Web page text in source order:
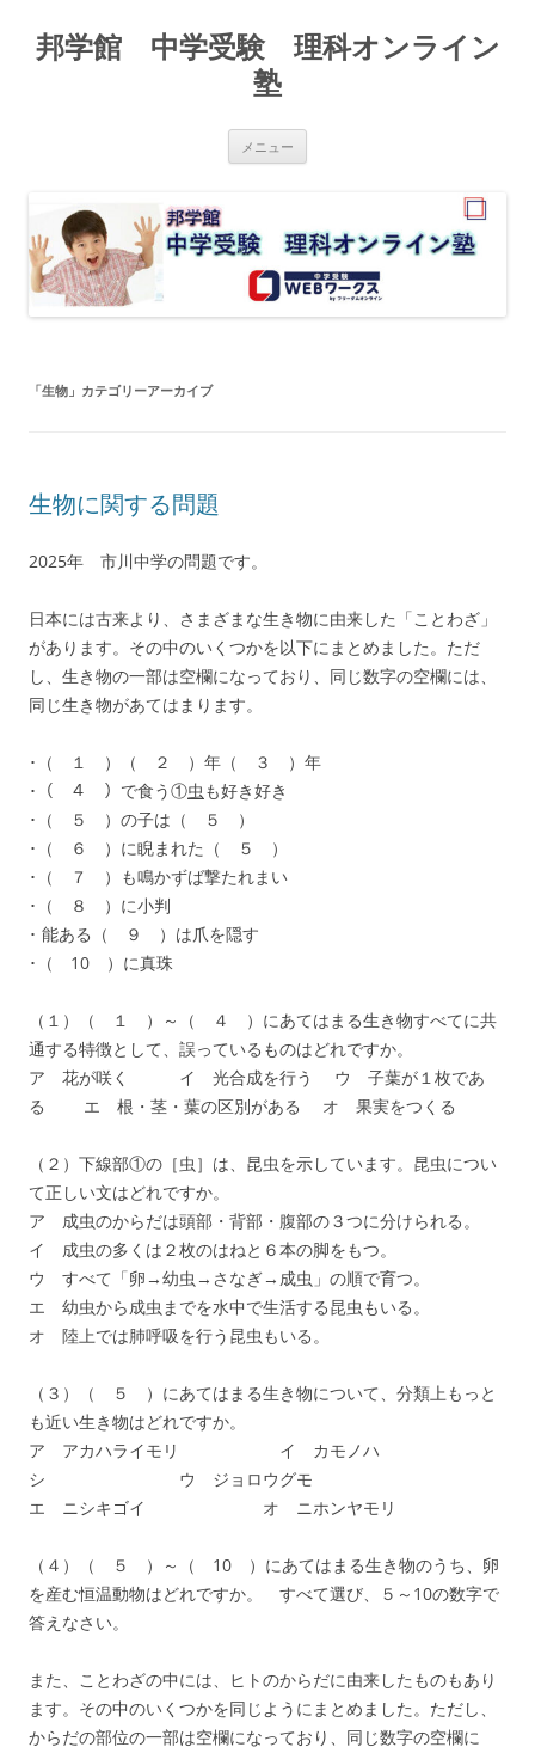
邦学館 中学受験 理科オンライン
塾
メニュー
ス
キ
ッ
プ
「生物 」カテゴリーアーカイブ
生物に関する問題
2025年 市川中学の問題です。
日本には古来より、さまざまな生き物に由来した「ことわざ」
があります。その中のいくつかを以下にまとめました。ただ
し、生き物の一部は空欄になっており、同じ数字の空欄には、
同じ生き物があてはまります。
･（ １ ）（ ２ ）年（ ３ ）年
･（ ４ ）で食う①虫も好き好き
･（ ５ ）の子は（ ５ ）
･（ ６ ）に睨まれた（ ５ ）
･（ ７ ）も鳴かずば撃たれまい
･（ ８ ）に小判
･ 能ある（ ９ ）は爪を隠す
･（ 10 ）に真珠
（１）（ １ ）～（ ４ ）にあてはまる生き物すべてに共
通する特徴として、誤っているものはどれですか。
ア 花が咲く イ 光合成を行う ウ 子葉が１枚であ
る エ 根・茎・葉の区別がある オ 果実をつくる
（２）下線部①の［虫］は、昆虫を示しています。昆虫につい
て正しい文はどれですか。
ア 成虫のからだは頭部・背部・腹部の３つに分けられる。
イ 成虫の多くは２枚のはねと６本の脚をもつ。
ウ すべて「卵→幼虫→さなぎ→成虫」の順で育つ。
エ 幼虫から成虫までを水中で生活する昆虫もいる。
オ 陸上では肺呼吸を行う昆虫もいる。
（３）（ ５ ）にあてはまる生き物について、分類上もっと
も近い生き物はどれですか。
ア アカハライモリ イ カモノハ
シ ウ ジョロウグモ
エ ニシキゴイ オ ニホンヤモリ
（４）（ ５ ）～（ 10 ）にあてはまる生き物のうち、卵
を産む恒温動物はどれですか。 すべて選び、５～10の数字で
答えなさい。
また、ことわざの中には、ヒトのからだに由来したものもあり
ます。その中のいくつかを同じようにまとめました。ただし、
からだの部位の一部は空欄になっており、同じ数字の空欄に